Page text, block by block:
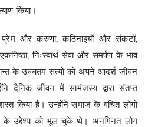
किया।
प्रेम और करुणा, कठिनाइयों और संकटों,
निःस्वार्थ सेवा और समर्पण के भाव
के उच्चतम सत्यों को अपने आदर्श जीवन
दैनिक जीवन में सामंजस्य द्वारा संतप्त
किया है। उन्होंने समाज के वंचित लोगों
के उद्देश्य को भूल चुके थे। अनगिनत लोग